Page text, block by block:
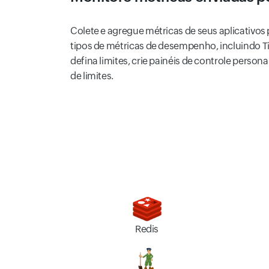
Colete e agregue métricas de seus
tipos de métricas de desempenho, incluindo
defina limites, crie painéis de controle
de limites.
Redis